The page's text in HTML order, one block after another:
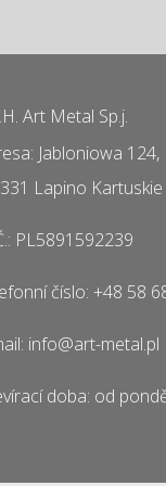
Art Metal Sp.j.
Jabloniowa 124,
Lapino Kartuskie
PL5891592239
číslo: +48 58
info@art-metal.pl
doba: od